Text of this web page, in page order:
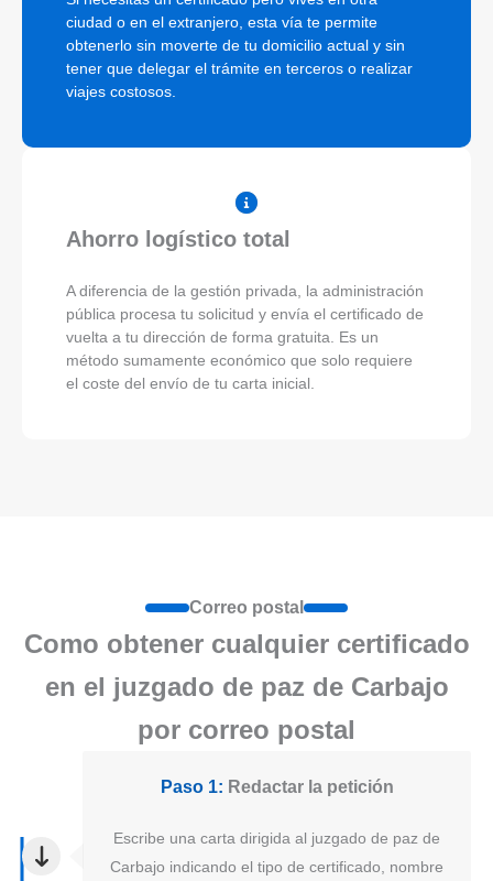
ciudad o en el extranjero, esta vía te permite
obtenerlo sin moverte de tu domicilio actual y sin
tener que delegar el trámite en terceros o realizar
viajes costosos.
Ahorro logístico total
A diferencia de la gestión privada, la administración
pública procesa tu solicitud y envía el certificado de
vuelta a tu dirección de forma gratuita. Es un
método sumamente económico que solo requiere
el coste del envío de tu carta inicial.
Correo postal
Como obtener cualquier certificado
en el juzgado de paz de Carbajo
por correo postal
Paso 1: Redactar la petición
Escribe una carta dirigida al juzgado de paz de
Carbajo indicando el tipo de certificado, nombre